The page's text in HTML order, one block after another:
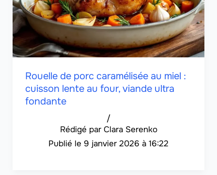
Rouelle de porc caramélisée au miel :
cuisson lente au four, viande ultra
fondante
Clara Serenko
/
9 janvier 2026 à 16:22